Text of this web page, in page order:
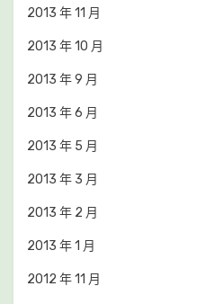
2013 年 11 月
2013 年 10 月
2013 年 9 月
2013 年 6 月
2013 年 5 月
2013 年 3 月
2013 年 2 月
2013 年 1 月
2012 年 11 月